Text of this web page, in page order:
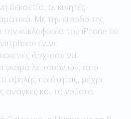
οι κινητές
Με την είσοδο της
την κυκλοφορία του iPhone το
έγινε
άρχισαν να
γκάμα λειτουργιών, από
υψηλής ποιότητας, μέχρι
ανάγκες και τα γούστα.